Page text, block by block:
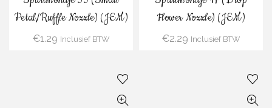
Petal/Ruffle Nozzle) (JEM)
€1.29 Inclusief BTW
Flower Nozzle) (JEM)
€2.29 Inclusief BTW